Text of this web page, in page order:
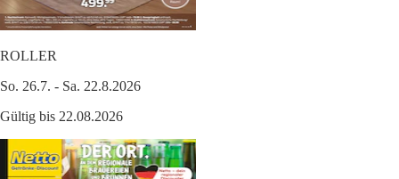
ROLLER
So. 26.7. - Sa. 22.8.2026
Gültig bis 22.08.2026